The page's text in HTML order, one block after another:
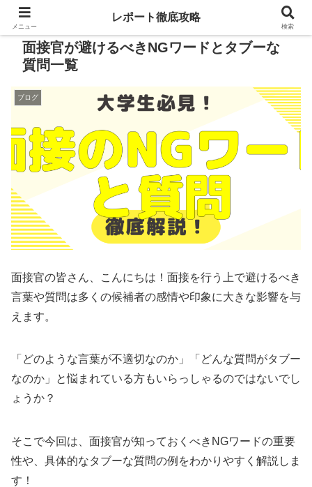
面接官が避けるべきNGワードとタブーな
質問一覧
ブログ
面接官の皆さん、こんにちは！面接を行う上で避けるべき
言葉や質問は多くの候補者の感情や印象に大きな影響を与
えます。
「どのような言葉が不適切なのか」「どんな質問がタブー
なのか」と悩まれている方もいらっしゃるのではないでし
ょうか？
そこで今回は、面接官が知っておくべきNGワードの重要
性や、具体的なタブーな質問の例をわかりやすく解説しま
す！
メニュー
レポート徹底攻略
検索